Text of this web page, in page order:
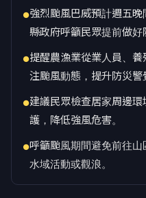
●強烈颱風巴威預計週五
縣政府呼籲民眾提前做好
●提醒農漁業從業人員、
注颱風動態，提升防災警
●建議民眾檢查居家周邊
護，降低強風危害。
●呼籲颱風期間避免前往
水域活動或觀浪。